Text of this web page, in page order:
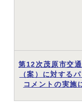
第12次茂原市交
（案）に対する
コメントの実施